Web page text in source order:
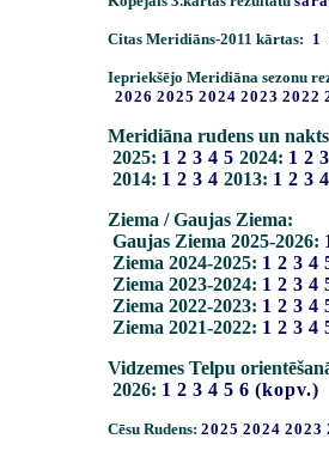
Citas Meridiāns-2011 kārtas: 1
Iepriekšējo Meridiāna sezonu
2026 2025 2024 2023 2022
Meridiāna rudens un
2025: 1 2 3 4 5 2024: 1 2 3
2014: 1 2 3 4 2013: 1 2 3 4
Ziema / Gaujas Ziema:
Gaujas Ziema 2025-2026:
Ziema 2024-2025: 1 2 3 4
Ziema 2023-2024: 1 2 3 4
Ziema 2022-2023: 1 2 3 4
Ziema 2021-2022: 1 2 3 4
Vidzemes Telpu
2026: 1 2 3 4 5 6 (kopv.)
Cēsu Rudens: 2025 2024 2023